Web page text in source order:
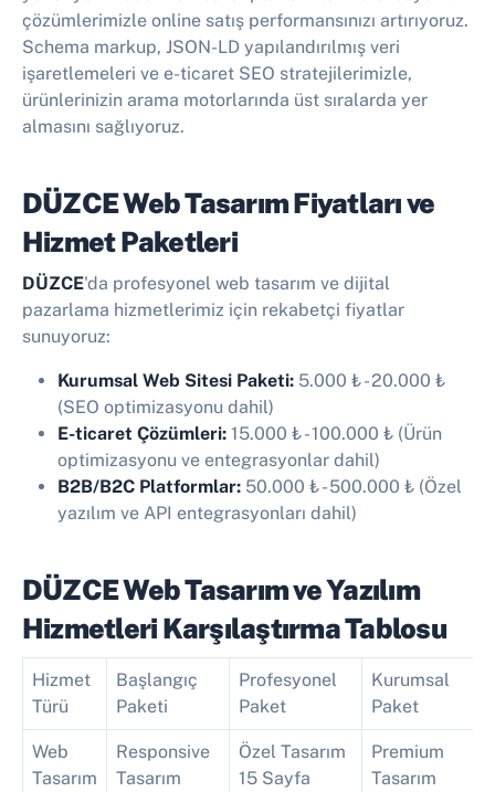
çözümlerimizle online satış performansınızı artırıyoruz.
Schema markup, JSON-LD yapılandırılmış veri
işaretlemeleri ve e-ticaret SEO stratejilerimizle,
ürünlerinizin arama motorlarında üst sıralarda yer
almasını sağlıyoruz.
DÜZCE Web Tasarım Fiyatları ve
Hizmet Paketleri
DÜZCE'da profesyonel web tasarım ve dijital
pazarlama hizmetlerimiz için rekabetçi fiyatlar
sunuyoruz:
Kurumsal Web Sitesi Paketi: 5.000 ₺-20.000 ₺
(SEO optimizasyonu dahil)
E-ticaret Çözümleri: 15.000 ₺-100.000 ₺ (Ürün
optimizasyonu ve entegrasyonlar dahil)
B2B/B2C Platformlar: 50.000 ₺-500.000 ₺ (Özel
yazılım ve API entegrasyonları dahil)
DÜZCE Web Tasarım ve Yazılım
Hizmetleri Karşılaştırma Tablosu
Hizmet
Türü
Başlangıç
Paketi
Profesyonel
Paket
Kurumsal
Paket
Web
Tasarım
Responsive
Tasarım
Özel Tasarım
15 Sayfa
Premium
Tasarım